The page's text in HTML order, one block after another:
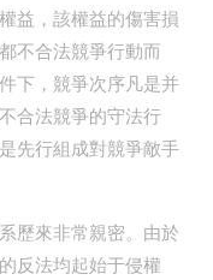
益，該權益的傷害損
不合法競爭行動而
下，競爭次序凡是并
合法競爭的守法行
先行組成對競爭敵手
歷來非常親密。由於
反法均起始于侵權